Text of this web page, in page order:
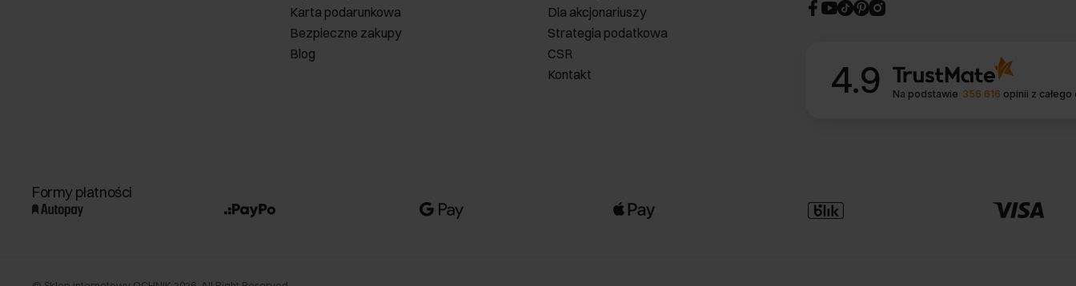
Karta podarunkowa
Bezpieczne zakupy
Blog
Dla akcjonariuszy
Strategia podatkowa
CSR
Kontakt
4.9 Na podstawie 356 616 opinii z
Formy płatności